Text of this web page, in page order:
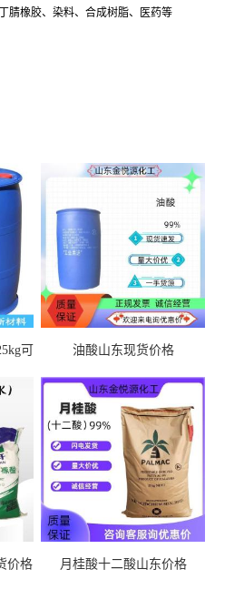
腈橡胶、染料、合成树脂、医药等
可
油酸山东现货价格
价格 月桂酸十二酸山东价格